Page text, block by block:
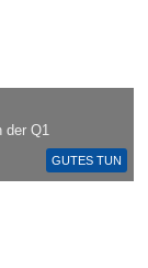
GUTES TUN
der Q1